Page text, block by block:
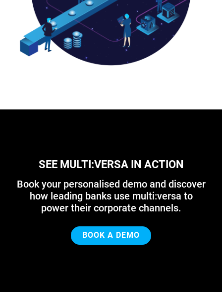
SEE MULTI:VERSA IN ACTION
Book your personalised demo and discover
how leading banks use multi:versa to
power their corporate channels.
BOOK A DEMO